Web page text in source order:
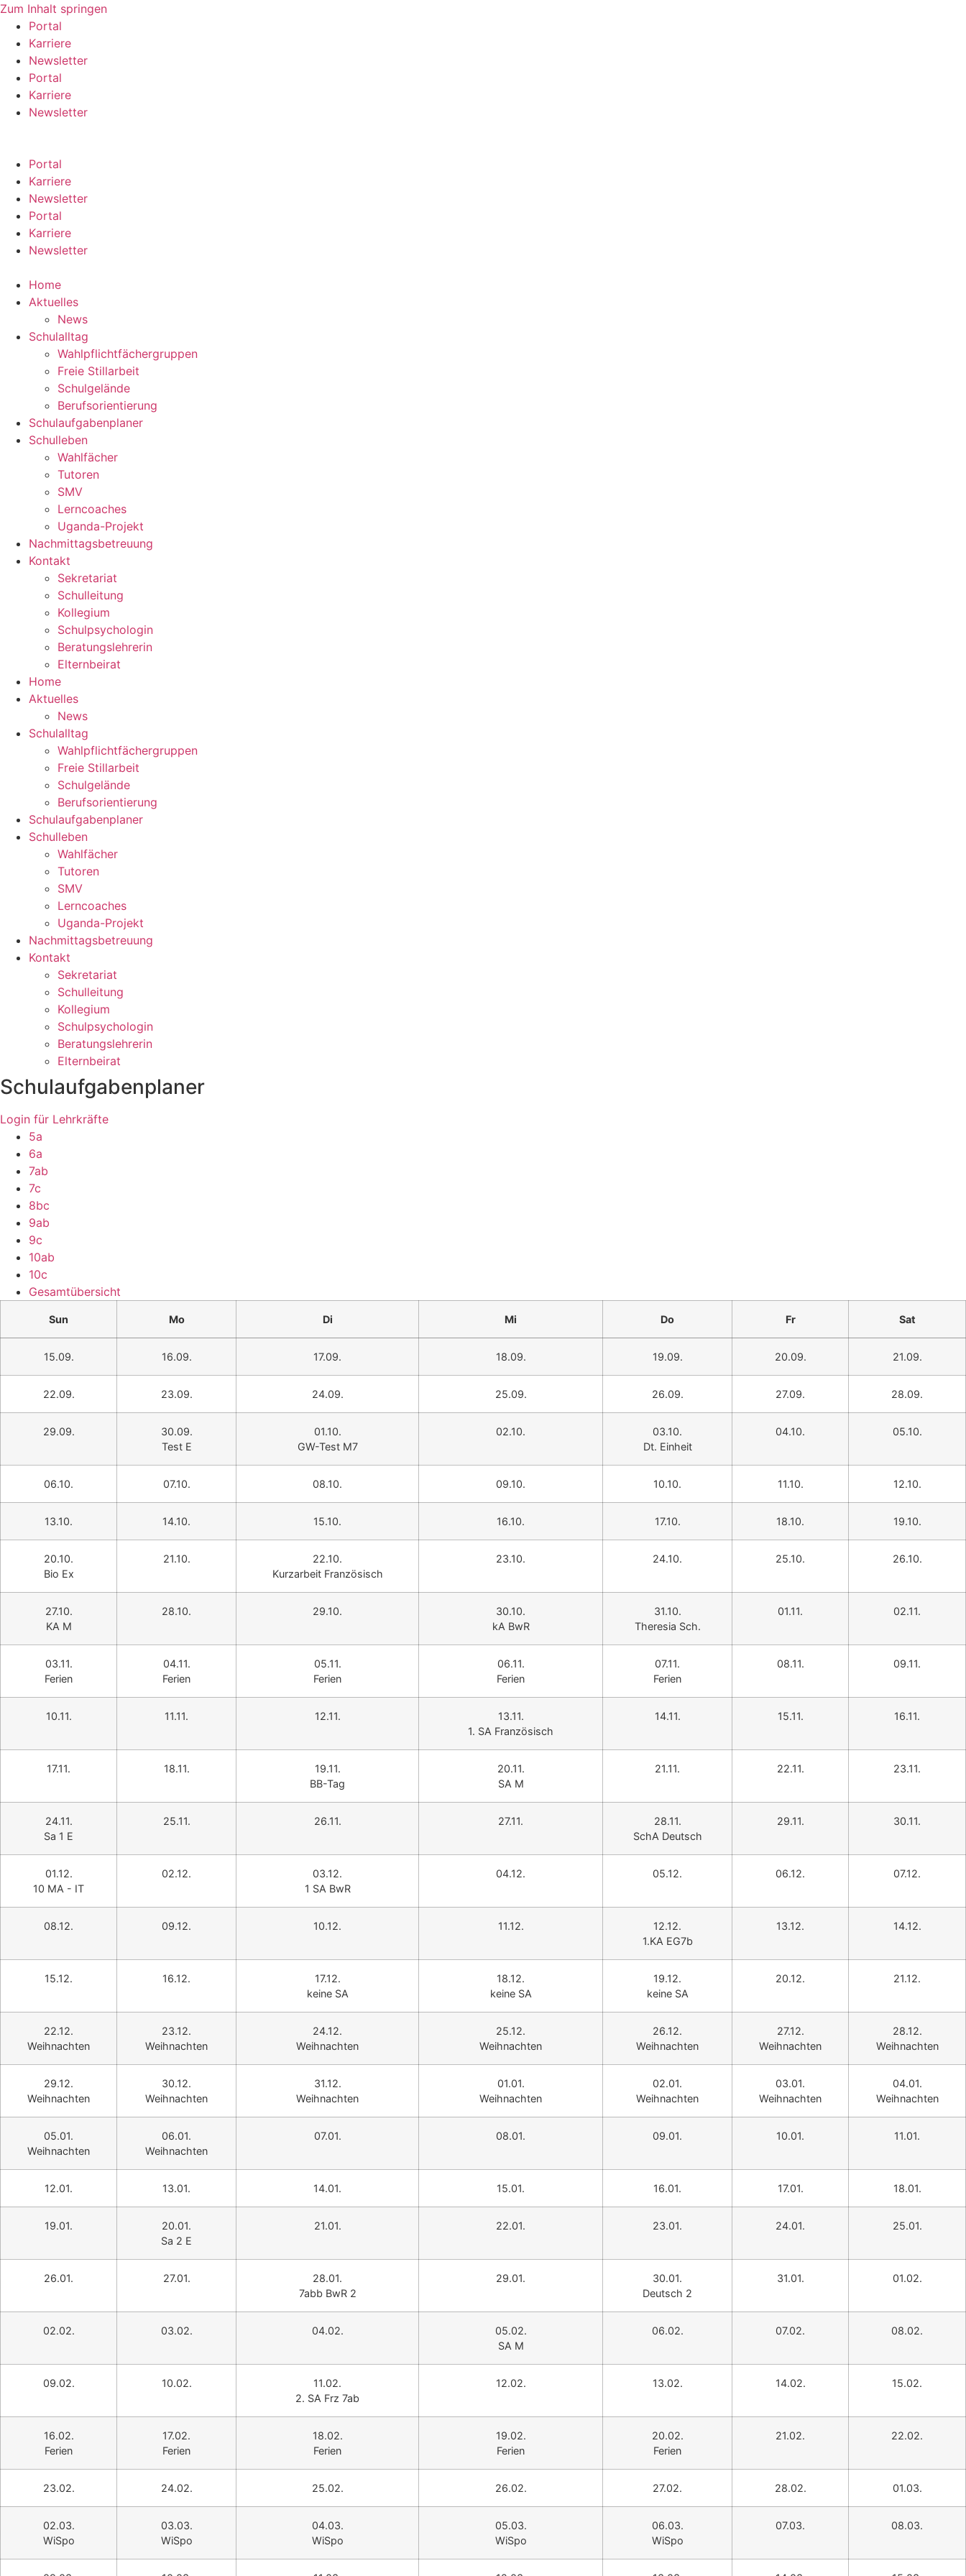
Zum Inhalt springen
Portal
Karriere
Newsletter
Portal
Karriere
Newsletter
Portal
Karriere
Newsletter
Portal
Karriere
Newsletter
Home
Aktuelles
News
Schulalltag
Wahlpflichtfächergruppen
Freie Stillarbeit
Schulgelände
Berufsorientierung
Schulaufgabenplaner
Schulleben
Wahlfächer
Tutoren
SMV
Lerncoaches
Uganda-Projekt
Nachmittagsbetreuung
Kontakt
Sekretariat
Schulleitung
Kollegium
Schulpsychologin
Beratungslehrerin
Elternbeirat
Home
Aktuelles
News
Schulalltag
Wahlpflichtfächergruppen
Freie Stillarbeit
Schulgelände
Berufsorientierung
Schulaufgabenplaner
Schulleben
Wahlfächer
Tutoren
SMV
Lerncoaches
Uganda-Projekt
Nachmittagsbetreuung
Kontakt
Sekretariat
Schulleitung
Kollegium
Schulpsychologin
Beratungslehrerin
Elternbeirat
Schulaufgabenplaner
Login für Lehrkräfte
5a
6a
7ab
7c
8bc
9ab
9c
10ab
10c
Gesamtübersicht
Sun Mo Di Mi Do Fr Sat
15.09. 16.09. 17.09. 18.09. 19.09. 20.09. 21.09.
22.09. 23.09. 24.09. 25.09. 26.09. 27.09. 28.09.
29.09.
30.09.
Test E
01.10.
GW-Test M7
02.10.
03.10.
Dt. Einheit
04.10. 05.10.
06.10. 07.10. 08.10. 09.10. 10.10. 11.10. 12.10.
13.10. 14.10. 15.10. 16.10. 17.10. 18.10. 19.10.
20.10.
Bio Ex
21.10.
22.10.
Kurzarbeit Französisch
23.10. 24.10. 25.10. 26.10.
27.10.
KA M
28.10. 29.10.
30.10.
kA BwR
31.10.
Theresia Sch.
01.11. 02.11.
03.11.
Ferien
04.11.
Ferien
05.11.
Ferien
06.11.
Ferien
07.11.
Ferien
08.11. 09.11.
10.11. 11.11. 12.11.
13.11.
1. SA Französisch
14.11. 15.11. 16.11.
17.11. 18.11.
19.11.
BB-Tag
20.11.
SA M
21.11. 22.11. 23.11.
24.11.
Sa 1 E
25.11. 26.11. 27.11.
28.11.
SchA Deutsch
29.11. 30.11.
01.12.
10 MA - IT
02.12.
03.12.
1 SA BwR
04.12. 05.12. 06.12. 07.12.
08.12. 09.12. 10.12. 11.12.
12.12.
1.KA EG7b
13.12. 14.12.
15.12. 16.12.
17.12.
keine SA
18.12.
keine SA
19.12.
keine SA
20.12. 21.12.
22.12.
Weihnachten
23.12.
Weihnachten
24.12.
Weihnachten
25.12.
Weihnachten
26.12.
Weihnachten
27.12.
Weihnachten
28.12.
Weihnachten
29.12.
Weihnachten
30.12.
Weihnachten
31.12.
Weihnachten
01.01.
Weihnachten
02.01.
Weihnachten
03.01.
Weihnachten
04.01.
Weihnachten
05.01.
Weihnachten
06.01.
Weihnachten
07.01. 08.01. 09.01. 10.01. 11.01.
12.01. 13.01. 14.01. 15.01. 16.01. 17.01. 18.01.
19.01.
20.01.
Sa 2 E
21.01. 22.01. 23.01. 24.01. 25.01.
26.01. 27.01.
28.01.
7abb BwR 2
29.01.
30.01.
Deutsch 2
31.01. 01.02.
02.02. 03.02. 04.02.
05.02.
SA M
06.02. 07.02. 08.02.
09.02. 10.02.
11.02.
2. SA Frz 7ab
12.02. 13.02. 14.02. 15.02.
16.02.
Ferien
17.02.
Ferien
18.02.
Ferien
19.02.
Ferien
20.02.
Ferien
21.02. 22.02.
23.02. 24.02. 25.02. 26.02. 27.02. 28.02. 01.03.
02.03.
WiSpo
03.03.
WiSpo
04.03.
WiSpo
05.03.
WiSpo
06.03.
WiSpo
07.03. 08.03.